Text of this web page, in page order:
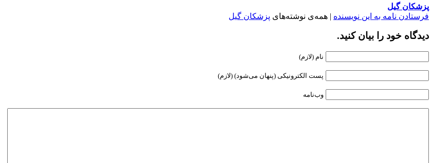
پزشكان گيل
فرستادن نامه به این نویسنده | همه‌ی نوشته‌های پزشكان گيل
دیدگاه خود را بیان کنید.
نام (لازم)
پست الکترونیکی (پنهان می‌شود) (لازم)
وب‌نامه